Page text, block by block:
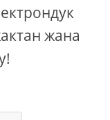
жана